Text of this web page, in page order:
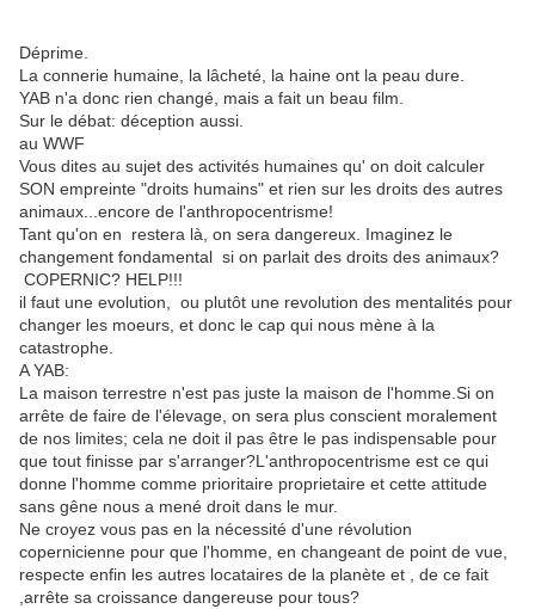
Déprime.
La connerie humaine, la lâcheté, la haine ont la peau dure.
YAB n'a donc rien changé, mais a fait un beau film.
Sur le débat: déception aussi.
au WWF
Vous dites au sujet des activités humaines qu' on doit calculer
SON empreinte "droits humains" et rien sur les droits des autres
animaux...encore de l'anthropocentrisme!
Tant qu'on en restera là, on sera dangereux. Imaginez le
changement fondamental si on parlait des droits des animaux?
COPERNIC? HELP!!!
il faut une evolution, ou plutôt une revolution des mentalités pour
changer les moeurs, et donc le cap qui nous mène à la
catastrophe.
A YAB:
La maison terrestre n'est pas juste la maison de l'homme.Si on
arrête de faire de l'élevage, on sera plus conscient moralement
de nos limites; cela ne doit il pas être le pas indispensable pour
que tout finisse par s'arranger?L'anthropocentrisme est ce qui
donne l'homme comme prioritaire proprietaire et cette attitude
sans gêne nous a mené droit dans le mur.
Ne croyez vous pas en la nécessité d'une révolution
copernicienne pour que l'homme, en changeant de point de vue,
respecte enfin les autres locataires de la planète et , de ce fait
,arrête sa croissance dangereuse pour tous?